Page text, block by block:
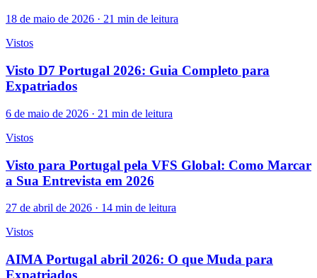
18 de maio de 2026 · 21 min de leitura
Vistos
Visto D7 Portugal 2026: Guia Completo para
Expatriados
6 de maio de 2026 · 21 min de leitura
Vistos
Visto para Portugal pela VFS Global: Como Marcar
a Sua Entrevista em 2026
27 de abril de 2026 · 14 min de leitura
Vistos
AIMA Portugal abril 2026: O que Muda para
Expatriados